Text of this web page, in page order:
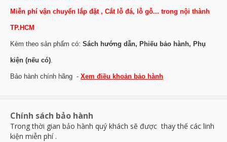
Miễn phí vận chuyển lắp đặt , Cắt lỗ đá, lỗ gỗ... trong nội thành
TP.HCM
Kèm theo sản phẩm có: Sách hướng dẫn, Phiếu bảo hành, Phụ
kiện (nếu có).
Bảo hành chính hãng - Xem điều khoản bảo hành
Chính sách bảo hành
Trong thời gian bảo hành quý khách sẽ được thay thế các linh
kiện miễn phí .